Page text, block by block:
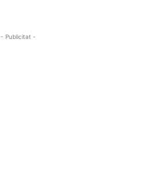
- Publicitat -